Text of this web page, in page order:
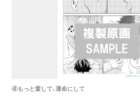
④もっと愛して、運命にして